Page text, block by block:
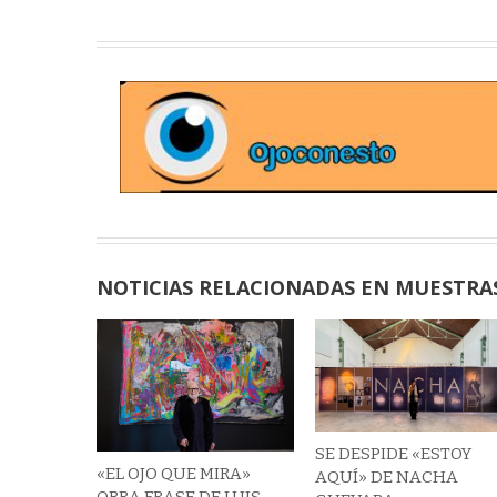
NOTICIAS RELACIONADAS EN
«EL OJO QUE MIRA»
SE DESPIDE «ESTOY
AQUÍ» DE NACHA